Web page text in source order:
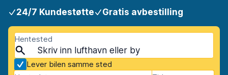
24/7 Kundestøtte Gratis avbestilling
Hentested
Lever bilen samme sted